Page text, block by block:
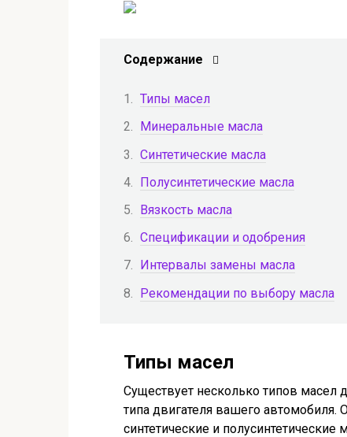
Содержание
Типы масел
Минеральные масла
Синтетические масла
Полусинтетические масла
Вязкость масла
Спецификации и одобрения
Интервалы замены масла
Рекомендации по выбору масла
Типы масел
Существует несколько типов масел
типа двигателя вашего
синтетические и полусинтетические